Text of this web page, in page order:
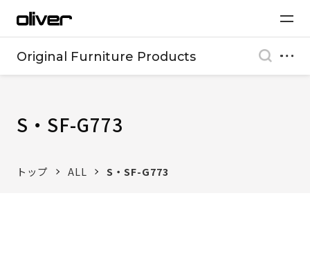
Original Furniture Products
S・SF-G773
トップ ALL S・SF-G773